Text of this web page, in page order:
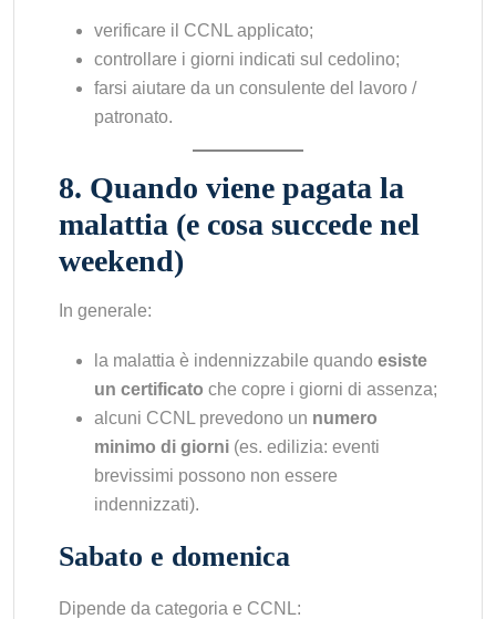
verificare il CCNL applicato;
controllare i giorni indicati sul cedolino;
farsi aiutare da un consulente del lavoro /
patronato.
8. Quando viene pagata la
malattia (e cosa succede nel
weekend)
In generale:
la malattia è indennizzabile quando esiste
un certificato che copre i giorni di assenza;
alcuni CCNL prevedono un numero
minimo di giorni (es. edilizia: eventi
brevissimi possono non essere
indennizzati).
Sabato e domenica
Dipende da categoria e CCNL: